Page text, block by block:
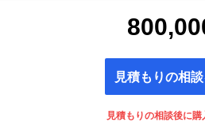
見積もりの相
見積もりの相談後に購